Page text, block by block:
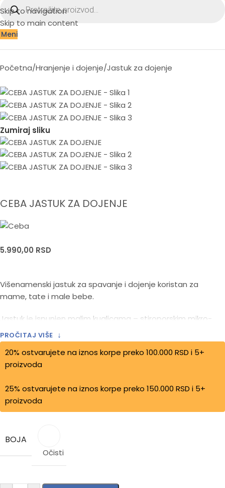
Skip to navigation
Skip to main content
Meni
Početna/Hranjenje i dojenje/Jastuk za dojenje
Zumiraj sliku
CEBA JASTUK ZA DOJENJE
5.990,00 RSD
Višenamenski jastuk za spavanje i dojenje koristan za
mame, tate i male bebe.
Jastuk je ispunjen malim kuglicama – stiroporskim mikro-
kuglicama, koje se ?esto koriste u rehabilitacionim
jastucima.
PROČITAJ VIŠE ↓
20% ostvarujete na iznos korpe preko 100.000 RSD i 5+
proizvoda
25% ostvarujete na iznos korpe preko 150.000 RSD i 5+
proizvoda
BOJA
Očisti